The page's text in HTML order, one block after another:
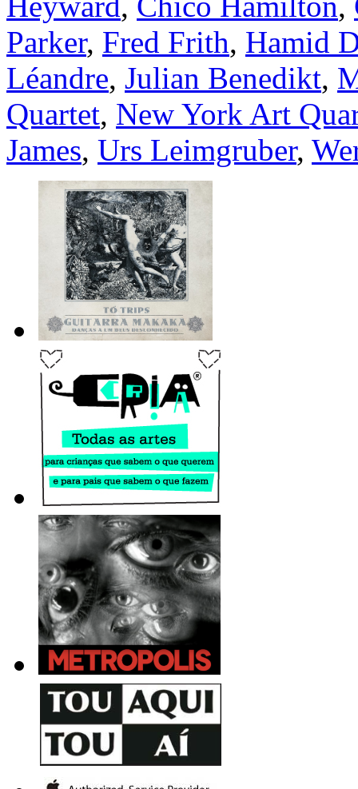
Parker, Fred Frith, Hamid
Léandre, Julian Benedikt,
Quartet, New York Art
James, Urs Leimgruber,